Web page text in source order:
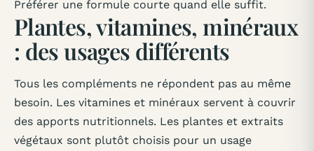
Préférer une formule courte quand elle suffit.
Plantes, vitamines, minéraux
: des usages différents
Tous les compléments ne répondent pas au même
besoin. Les vitamines et minéraux servent à couvrir
des apports nutritionnels. Les plantes et extraits
végétaux sont plutôt choisis pour un usage